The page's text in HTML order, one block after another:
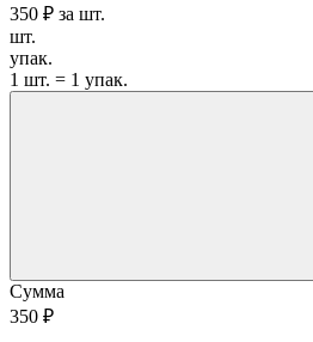
350 ₽ за шт.
шт.
упак.
1 шт. = 1 упак.
Сумма
350 ₽